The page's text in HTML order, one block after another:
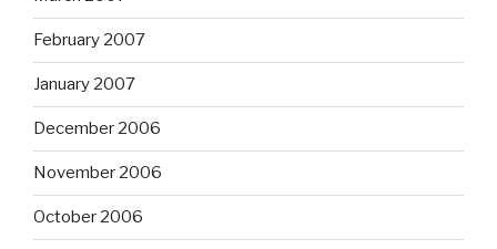
February 2007
January 2007
December 2006
November 2006
October 2006